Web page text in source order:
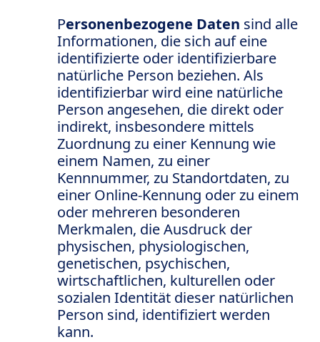
Personenbezogene Daten sind alle
Informationen, die sich auf eine
identifizierte oder identifizierbare
natürliche Person beziehen. Als
identifizierbar wird eine natürliche
Person angesehen, die direkt oder
indirekt, insbesondere mittels
Zuordnung zu einer Kennung wie
einem Namen, zu einer
Kennnummer, zu Standortdaten, zu
einer Online-Kennung oder zu einem
oder mehreren besonderen
Merkmalen, die Ausdruck der
physischen, physiologischen,
genetischen, psychischen,
wirtschaftlichen, kulturellen oder
sozialen Identität dieser natürlichen
Person sind, identifiziert werden
kann.